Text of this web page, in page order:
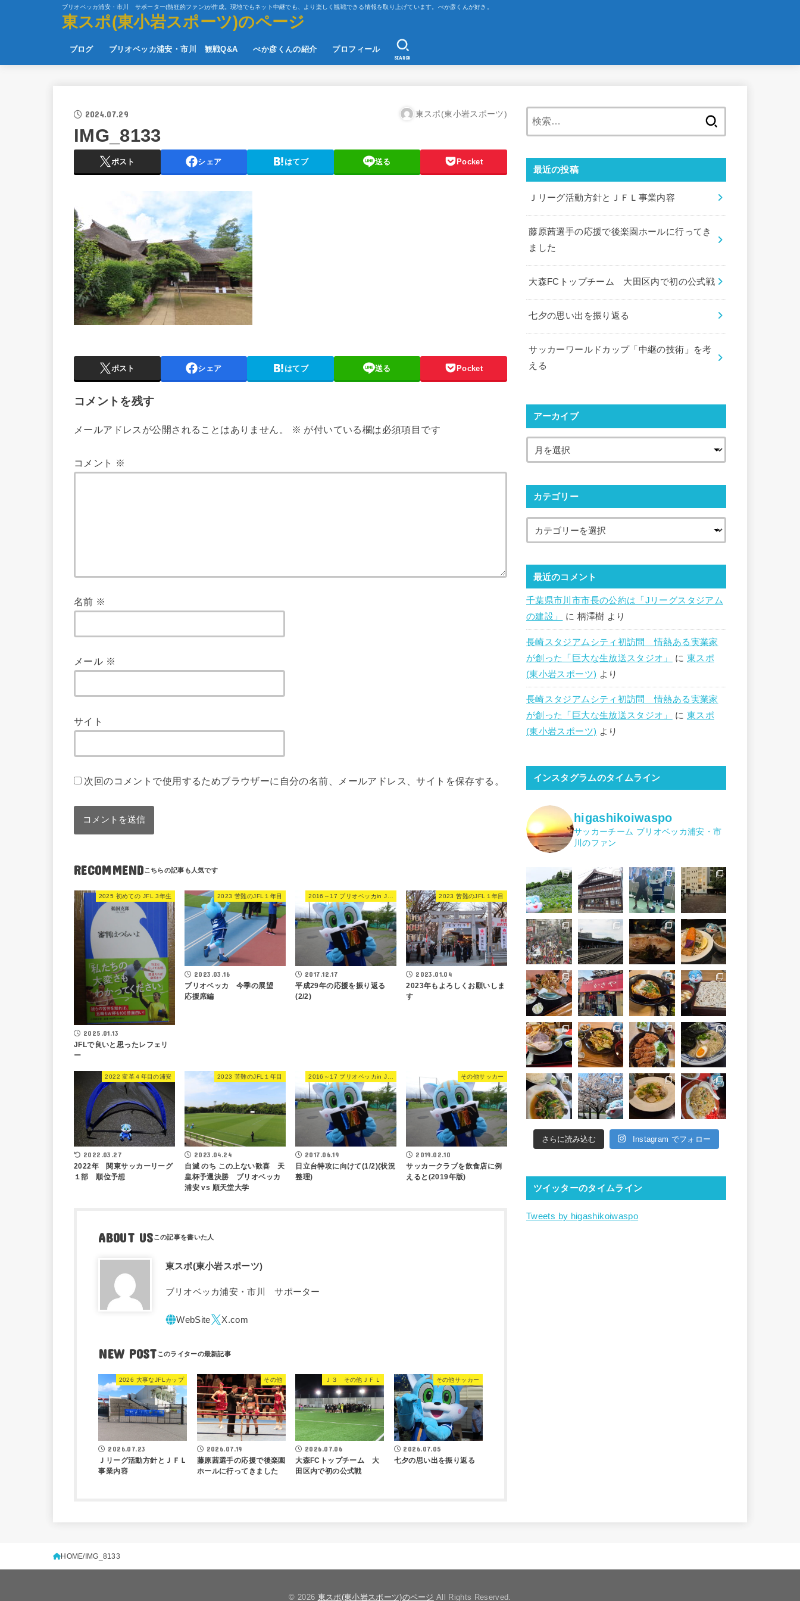
ブリオベッカ浦安・市川 サポーター(熱狂的ファン)が作成。現地でもネット中継でも、より楽しく観戦できる情報を取り上げています。べか彦くんが好き。
東スポ(東小岩スポーツ)のページ
ブログ ブリオベッカ浦安・市川 観戦Q&A べか彦くんの紹介 プロフィール
SEARCH
2024.07.29 東スポ(東小岩スポーツ)
IMG_8133
ポスト シェア はてブ 送る Pocket
ポスト シェア はてブ 送る Pocket
コメントを残す
メールアドレスが公開されることはありません。 ※ が付いている欄は必須項目です
コメント ※
名前 ※
メール ※
サイト
次回のコメントで使用するためブラウザーに自分の名前、メールアドレス、サイトを保存する。
RECOMMEND
2025 初めての JFL 3年生
2025.01.13
JFLで良いと思ったレフェリ
ー
2023 苦難のJFL１年目
2023.03.16
ブリオベッカ 今季の展望
応援席編
2017.12.17
平成29年の応援を振り返る
(2/2)
2023 苦難のJFL１年目
2023.01.04
2023年もよろしくお願いしま
す
2022 変革４年目の浦安
2022.03.27
2022年 関東サッカーリーグ
１部 順位予想
2023 苦難のJFL１年目
2023.04.24
自滅 のち この上ない歓喜 天
皇杯予選決勝 ブリオベッカ
浦安 vs 順天堂大学
2017.06.19
日立台特攻に向けて(1/2)(状況
整理)
その他サッカー
2019.02.10
サッカークラブを飲食店に例
えると(2019年版)
ABOUT US
東スポ(東小岩スポーツ)
ブリオベッカ浦安・市川 サポーター
NEW POST
2026 大事なJFLカップ
2026.07.23
Ｊリーグ活動方針とＪＦＬ
事業内容
その他
2026.07.19
藤原茜選手の応援で後楽園
ホールに行ってきました
Ｊ３ その他ＪＦＬ
2026.07.06
大森FCトップチーム 大
田区内で初の公式戦
その他サッカー
2026.07.05
七夕の思い出を振り返る
最近の投稿
Ｊリーグ活動方針とＪＦＬ事業内容
藤原茜選手の応援で後楽園ホールに行ってき
ました
大森FCトップチーム 大田区内で初の公式戦
七夕の思い出を振り返る
サッカーワールドカップ「中継の技術」を考
える
アーカイブ
カテゴリー
最近のコメント
千葉県市川市市長の公約は「Jリーグスタジアム
の建設」
に 柄澤樹 より
長崎スタジアムシティ初訪問 情熱ある実業家
が創った「巨大な生放送スタジオ」
に 東スポ
(東小岩スポーツ) より
長崎スタジアムシティ初訪問 情熱ある実業家
が創った「巨大な生放送スタジオ」
に 東スポ
(東小岩スポーツ) より
インスタグラムのタイムライン
higashikoiwaspo
サッカーチーム ブリオベッカ浦安・市
川のファン
さらに読み込む Instagram でフォロー
ツイッターのタイムライン
Tweets by higashikoiwaspo
HOME IMG_8133
© 2026 東スポ(東小岩スポーツ)のページ All Rights Reserved.